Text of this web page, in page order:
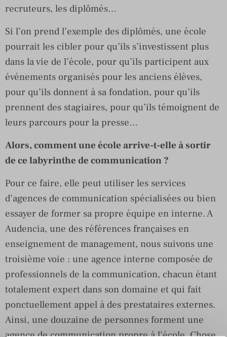
recruteurs, les diplômés…
Si l’on prend l’exemple des diplômés, une école
pourrait les cibler pour qu’ils s’investissent plus
dans la vie de l’école, pour qu’ils participent aux
événements organisés pour les anciens élèves,
pour qu’ils donnent à sa fondation, pour qu’ils
prennent des stagiaires, pour qu’ils témoignent de
leurs parcours pour la presse…
Alors, comment une école arrive-t-elle à sortir
de ce labyrinthe de communication ?
Pour ce faire, elle peut utiliser les services
d’agences de communication spécialisées ou bien
essayer de former sa propre équipe en interne. A
Audencia, une des références françaises en
enseignement de management, nous suivons une
troisième voie : une agence interne composée de
professionnels de la communication, chacun étant
totalement expert dans son domaine et qui fait
ponctuellement appel à des prestataires externes.
Ainsi, une douzaine de personnes forment une